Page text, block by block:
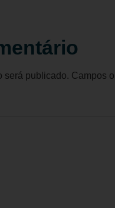
será publicado. Campos